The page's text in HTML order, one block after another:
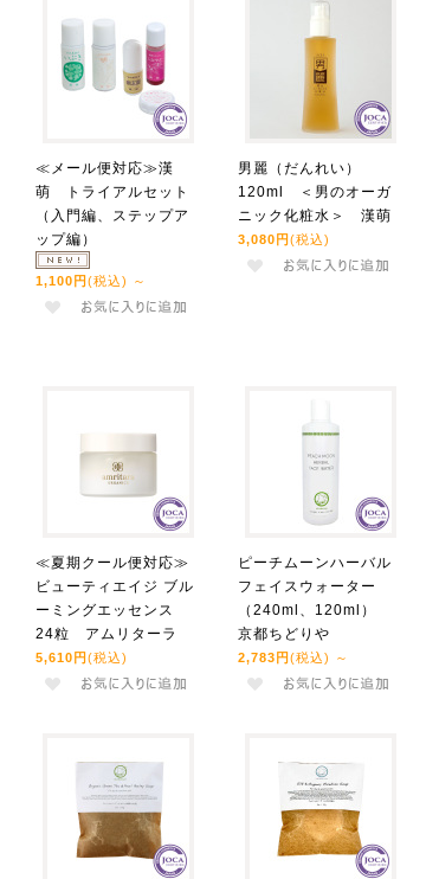
≪メール便対応≫漢
萌 トライアルセット
（入門編、ステップア
ップ編）
1,100円 (税込) ～
男麗（だんれい）
120ml ＜男のオーガ
ニック化粧水＞ 漢萌
3,080円 (税込)
≪夏期クール便対応≫
ビューティエイジ ブル
ーミングエッセンス
24粒 アムリターラ
5,610円 (税込)
ピーチムーンハーバル
フェイスウォーター
（240ml、120ml）
京都ちどりや
2,783円 (税込) ～